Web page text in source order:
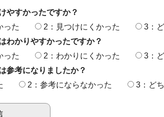
やすかったですか？
った
2：見つけにくかった
3：
わかりやすかったですか？
った
2：わかりにくかった
3：
参考になりましたか？
2：参考にならなかった 3：ど